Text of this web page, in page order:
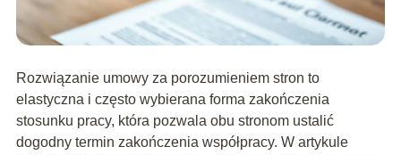
Rozwiązanie umowy za porozumieniem stron to
elastyczna i często wybierana forma zakończenia
stosunku pracy, która pozwala obu stronom ustalić
dogodny termin zakończenia współpracy. W artykule